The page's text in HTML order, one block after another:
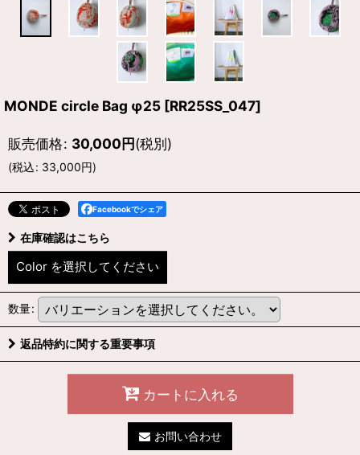
MONDE circle Bag φ25 [RR25SS_047]
販売価格: 30,000円(税別)
(税込: 33,000円)
Facebookでシェア
在庫確認はこちら
Color を選択してください
数量:
返品特約に関する重要事項
カートに入れる
お問い合わせ